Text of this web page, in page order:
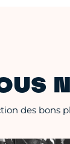
des bons